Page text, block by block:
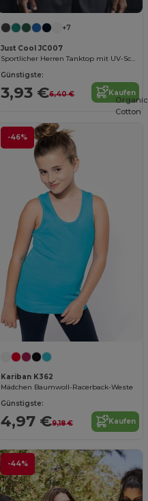
+7
Just Cool JC007
Sportlicher Herren Tanktop mit UV-Schutz
Günstigste:
3,93 €6,40 € Kaufen
-46%
Kariban K362
Mädchen Baumwoll-Racerback-Weste
Günstigste:
4,97 €9,18 € Kaufen
Organic
Cotton
-44%